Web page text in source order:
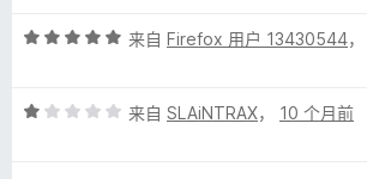
评
/
来自 Firefox 用户 13430544，
评
来自 SLAiNTRAX， 10 个月前